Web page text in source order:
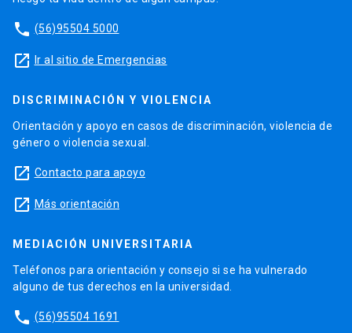
phone (56)95504 5000
launch Ir al sitio de Emergencias
DISCRIMINACIÓN Y VIOLENCIA
Orientación y apoyo en casos de discriminación, violencia de
género o violencia sexual.
launch Contacto para apoyo
launch Más orientación
MEDIACIÓN UNIVERSITARIA
Teléfonos para orientación y consejo si se ha vulnerado
alguno de tus derechos en la universidad.
phone (56)95504 1691